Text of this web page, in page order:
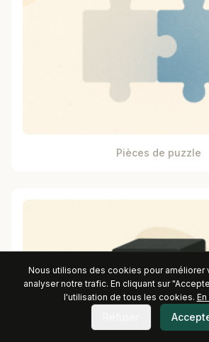
Pièces de puzzle
Nous utilisons des cookies pour améliorer
analyser notre trafic. En cliquant sur
l'utilisation de tous les cookies.